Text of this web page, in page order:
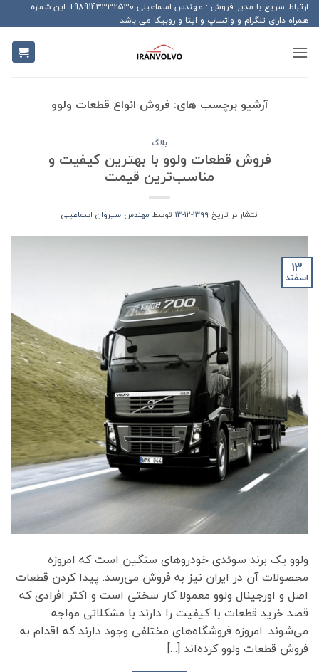
Skip
to
content
ارتباط سریع با مدیر فروش : مهندس اسماعیلی 989143332530+ این شماره
همراه دارای تلگرام و واتساپ و ایتا و روبیکا می باشد
آرشیو برچسب های: فروش انواع قطعات ولوو
بلاگ
فروش قطعات ولوو با بهترین کیفیت و
مناسب‌ترین قیمت
انتشار در تاریخ 1399-12-13 توسط مهندس سیروان اسماعیلی
13
اسفند
ولوو یک برند سوئدی خودروهای سنگین است که امروزه
محصولات آن در ایران نیز به فروش می‌رسد. پیدا کردن قطعات
اصل و اورجینال ولوو معمولا کار سختی است و اکثر افرادی که
قصد خرید قطعات با کیفیت را دارند با مشکلاتی مواجه
می‌شوند. امروزه فروشگاه‌های مختلفی وجود دارند که اقدام به
فروش قطعات ولوو کرده‌اند […]